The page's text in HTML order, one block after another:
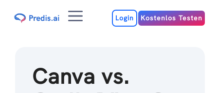
Inhalt
MenuLogin Kostenlos Testen
Canva vs.